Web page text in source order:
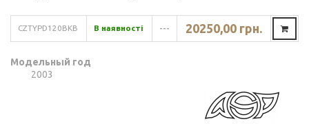
CZTYPD120BKB В наявності --- 20250,00 грн.
Модельный год
2003